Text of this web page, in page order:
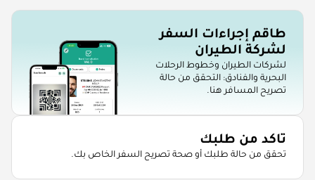
طاقم إجراءات السفر
لشركة الطيران
لشركات الطيران وخطوط الرحلات
البحرية والفنادق: التحقق من حالة
تصريح المسافر هنا.
تاكد من طلبك
تحقق من حالة طلبك أو صحة تصريح السفر الخاص بك.